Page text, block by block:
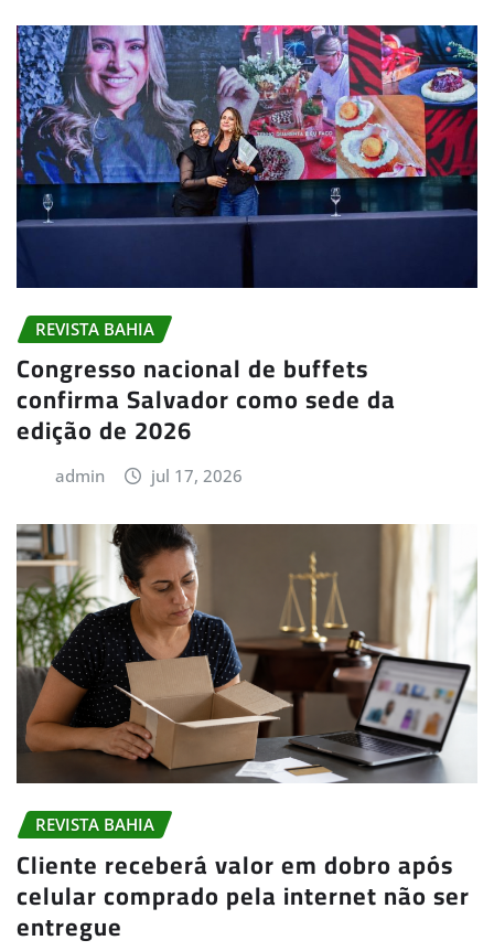
REVISTA BAHIA
Congresso nacional de buffets
confirma Salvador como sede da
edição de 2026
admin jul 17, 2026
REVISTA BAHIA
Cliente receberá valor em dobro após
celular comprado pela internet não ser
entregue